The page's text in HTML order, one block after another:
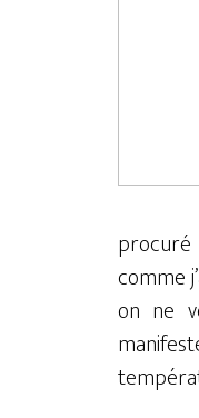
comme
on ne